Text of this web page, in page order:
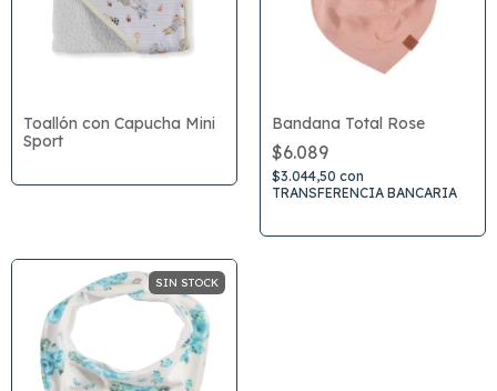
Toallón con Capucha Mini
Sport
Bandana Total Rose
$6.089
$3.044,50 con
TRANSFERENCIA BANCARIA
SIN STOCK